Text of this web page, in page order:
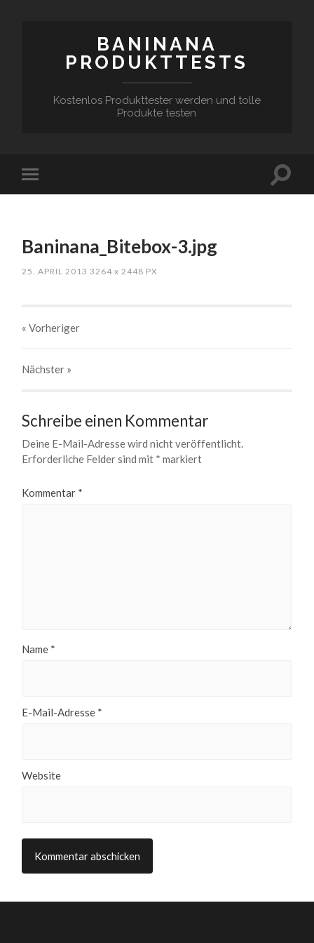
BANINANA
PRODUKTTESTS
Kostenlos Produkttester werden und tolle
Produkte testen
Baninana_Bitebox-3.jpg
25. APRIL 2013 3264x 2448 PX
« Vorheriger
Nächster »
Schreibe einen Kommentar
Deine E-Mail-Adresse wird nicht veröffentlicht.
Erforderliche Felder sind mit * markiert
Kommentar *
Name *
E-Mail-Adresse *
Website